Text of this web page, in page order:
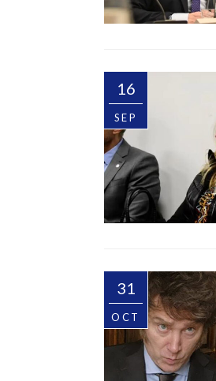
16
SEP
31
OCT